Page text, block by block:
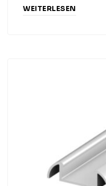
WEITERLESEN